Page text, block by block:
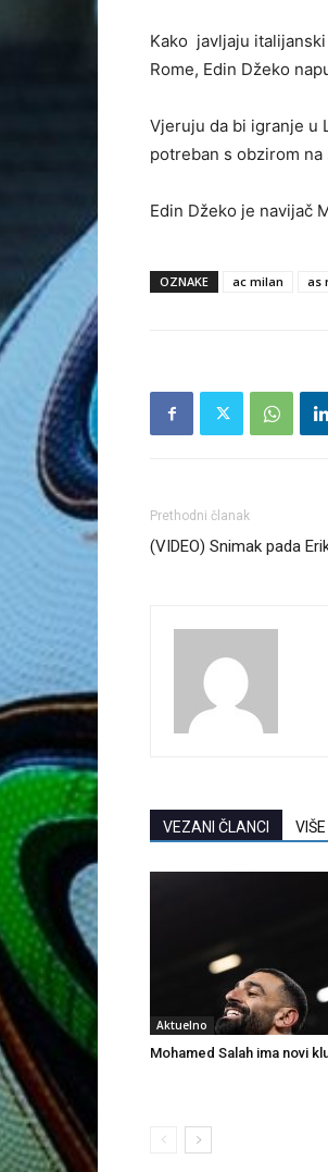
Kako javljaju
Rome, Edin Džeko
Vjeruju da bi igranje u
potreban s obzirom
Edin Džeko je navijač
OZNAKE ac milan as
Prethodni članak
(VIDEO) Snimak pada
VEZANI ČLANCI
Aktuelno
Mohamed Salah ima novi